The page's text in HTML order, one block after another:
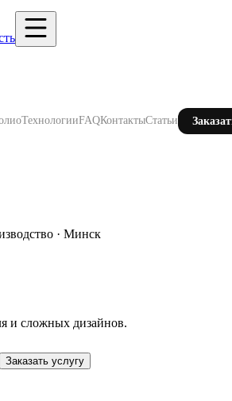
ТехнологииFAQКонтактыСтатьи
· Минск
и сложных дизайнов.
Заказать услугу